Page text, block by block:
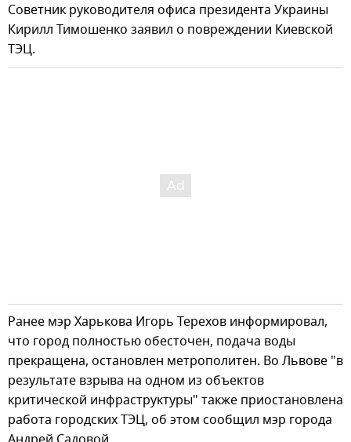
Советник руководителя офиса президента Украины
Кирилл Тимошенко заявил о повреждении Киевской
ТЭЦ.
Ранее мэр Харькова Игорь Терехов информировал,
что город полностью обесточен, подача воды
прекращена, остановлен метрополитен. Во Львове "в
результате взрыва на одном из объектов
критической инфраструктуры" также приостановлена
работа городских ТЭЦ, об этом сообщил мэр города